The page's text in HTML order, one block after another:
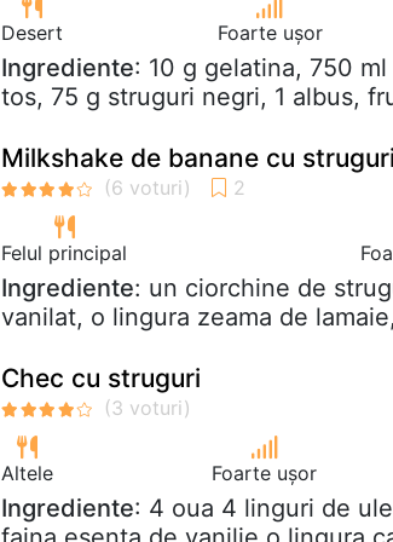
Desert Foarte ușor
Ingrediente: 10 g gelatina, 750
tos, 75 g struguri negri, 1 albus,
Milkshake de banane cu struguri
Felul principal
Ingrediente: un ciorchine de
vanilat, o lingura zeama de
Chec cu struguri
Altele Foarte ușor
Ingrediente: 4 oua 4 linguri de